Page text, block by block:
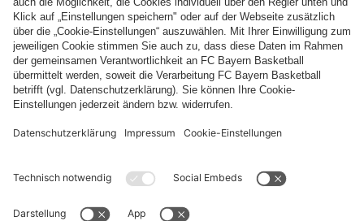
FC Bayern Store App
WIDERRUF